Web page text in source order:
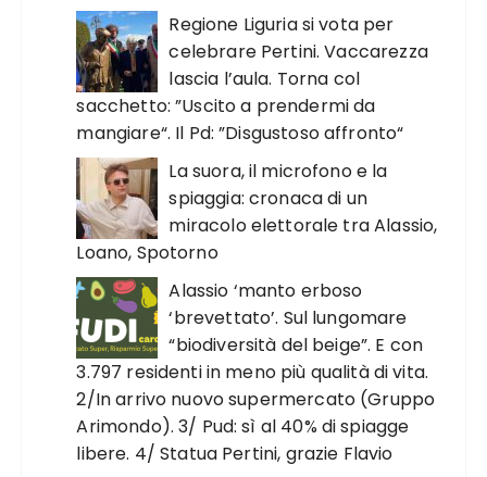
Regione Liguria si vota per
celebrare Pertini. Vaccarezza
lascia l’aula. Torna col
sacchetto: ”Uscito a prendermi da
mangiare“. Il Pd: ”Disgustoso affronto“
La suora, il microfono e la
spiaggia: cronaca di un
miracolo elettorale tra Alassio,
Loano, Spotorno
Alassio ‘manto erboso
‘brevettato’. Sul lungomare
“biodiversità del beige”. E con
3.797 residenti in meno più qualità di vita.
2/In arrivo nuovo supermercato (Gruppo
Arimondo). 3/ Pud: sì al 40% di spiagge
libere. 4/ Statua Pertini, grazie Flavio